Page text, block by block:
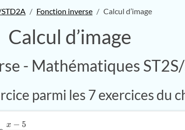
STD2A Fonction inverse Calcul d’image
Calcul d’image
- Mathématiques
parmi les 7 exercices du